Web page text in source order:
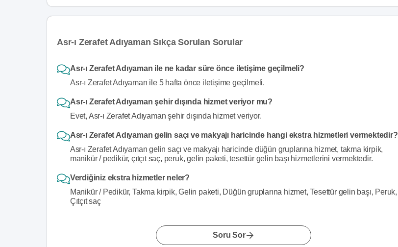
Asr-ı Zerafet Adıyaman Sıkça Sorulan Sorular
Asr-ı Zerafet Adıyaman ile ne kadar süre önce iletişime geçilmeli?
Asr-ı Zerafet Adıyaman ile 5 hafta önce iletişime geçilmeli.
Asr-ı Zerafet Adıyaman şehir dışında hizmet veriyor mu?
Evet, Asr-ı Zerafet Adıyaman şehir dışında hizmet veriyor.
Asr-ı Zerafet Adıyaman gelin saçı ve makyajı haricinde hangi ekstra hizmetleri vermektedir?
Asr-ı Zerafet Adıyaman gelin saçı ve makyajı haricinde düğün gruplarına hizmet, takma kirpik,
manikür / pedikür, çıtçıt saç, peruk, gelin paketi, tesettür gelin başı hizmetlerini vermektedir.
Verdiğiniz ekstra hizmetler neler?
Manikür / Pedikür, Takma kirpik, Gelin paketi, Düğün gruplarına hizmet, Tesettür gelin başı, Peruk,
Çıtçıt saç
Soru Sor